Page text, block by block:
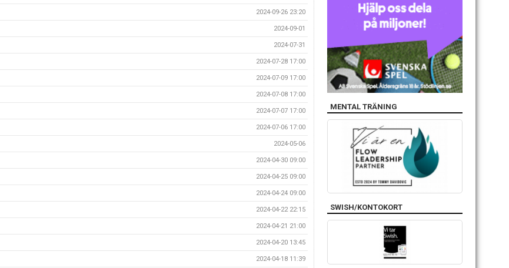
2024-09-26 23:20
2024-09-01
2024-07-31
2024-07-28 17:00
2024-07-09 17:00
2024-07-08 17:00
2024-07-07 17:00
2024-07-06 17:00
2024-05-06
2024-04-30 09:00
2024-04-25 09:00
2024-04-24 09:00
2024-04-22 22:15
2024-04-21 21:00
2024-04-20 13:45
2024-04-18 11:39
MENTAL TRÄNING
SWISH/KONTOKORT